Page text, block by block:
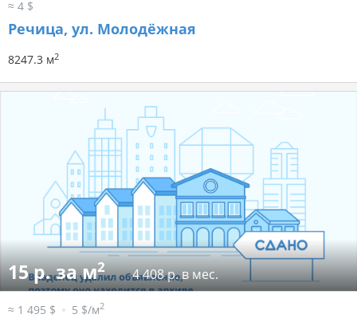
≈ 4 $
Речица, ул. Молодёжная
8247.3 м2
15 р. за м2 4 408 р. в мес.
≈ 1 495 $ 5 $/м2